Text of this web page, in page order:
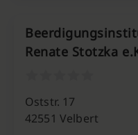
Renate Stotzka
Oststr. 17
42551 Velbert